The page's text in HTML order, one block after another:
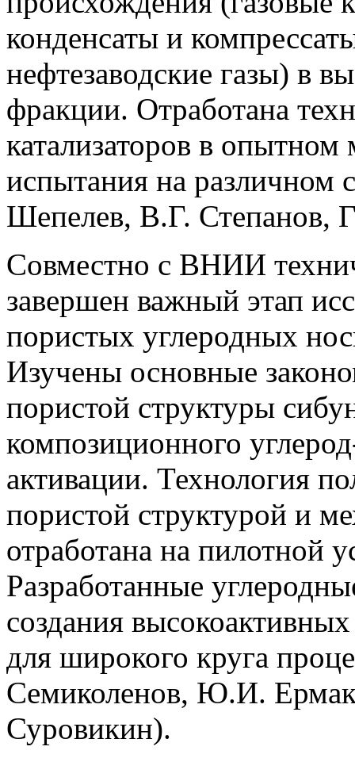
конденсаты и
нефтезаводские газы) в
фракции. Отработана
катализаторов в
испытания на
Шепелев, В.Г. Степанов,
Совместно с ВНИИ
завершен важный этап
пористых углеродных
Изучены основные
пористой структуры
композиционного
активации. Технология
пористой структурой и
отработана на пилотной
Разработанные
создания
для широкого круга
Семиколенов, Ю.И.
Суровикин).